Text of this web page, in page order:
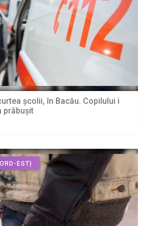
școlii, în Bacău. Copilului i
prăbușit
EST)